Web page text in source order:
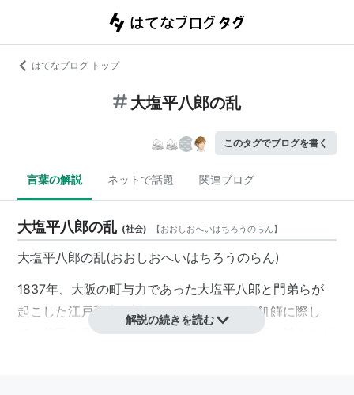
はてなブログ トップ
大塩平八郎の乱
このタグでブログを書く
言葉の解説 ネットで話題 関連ブログ
大塩平八郎の乱 (社会) 【おおしおへいはちろうのらん】
大塩平八郎の乱(おおしおへいはちろうのらん)
1837年、大阪の町与力であった大塩平八郎と門弟らが
起こした江戸幕府に対する民乱。天保の大飢饉に際し
て、貧民の窮乏を訴え、大阪町奉行所に救済を請うたが
解説の続きを読む